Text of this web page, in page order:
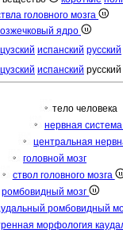
головного мозга
ядро
испанский русский
испанский русский
тело человека
нервная
центральная
головной мозг
ствол головного мозга
ромбовидный мозг
ромбовидный
морфология